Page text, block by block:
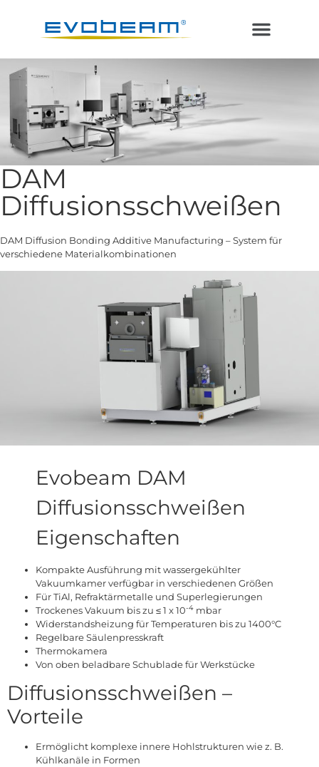
DAM
Diffusionsschweißen
DAM Diffusion Bonding Additive Manufacturing – System für
verschiedene Materialkombinationen
Evobeam DAM
Diffusionsschweißen
Eigenschaften
Kompakte Ausführung mit wassergekühlter
Vakuumkamer verfügbar in verschiedenen Größen
Für TiAl, Refraktärmetalle und Superlegierungen
Trockenes Vakuum bis zu ≤ 1 x 10-4 mbar
Widerstandsheizung für Temperaturen bis zu 1400°C
Regelbare Säulenpresskraft
Thermokamera
Von oben beladbare Schublade für Werkstücke
Diffusionsschweißen –
Vorteile
Ermöglicht komplexe innere Hohlstrukturen wie z. B.
Kühlkanäle in Formen